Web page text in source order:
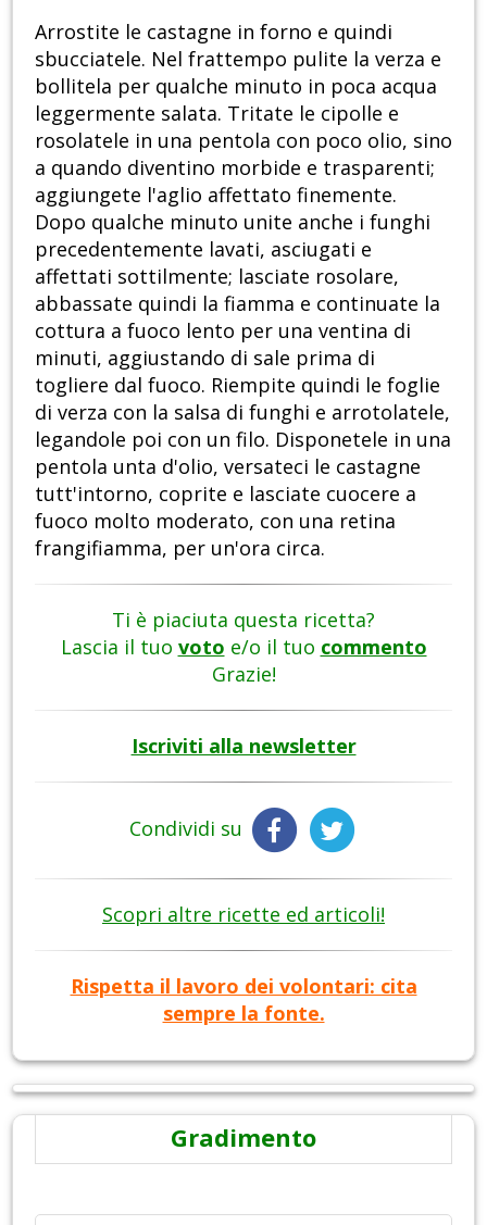
Arrostite le castagne in forno e quindi
sbucciatele. Nel frattempo pulite la verza e
bollitela per qualche minuto in poca acqua
leggermente salata. Tritate le cipolle e
rosolatele in una pentola con poco olio, sino
a quando diventino morbide e trasparenti;
aggiungete l'aglio affettato finemente.
Dopo qualche minuto unite anche i funghi
precedentemente lavati, asciugati e
affettati sottilmente; lasciate rosolare,
abbassate quindi la fiamma e continuate la
cottura a fuoco lento per una ventina di
minuti, aggiustando di sale prima di
togliere dal fuoco. Riempite quindi le foglie
di verza con la salsa di funghi e arrotolatele,
legandole poi con un filo. Disponetele in una
pentola unta d'olio, versateci le castagne
tutt'intorno, coprite e lasciate cuocere a
fuoco molto moderato, con una retina
frangifiamma, per un'ora circa.
Ti è piaciuta questa ricetta?
Lascia il tuo voto e/o il tuo commento
Grazie!
Iscriviti alla newsletter
Condividi su
Scopri altre ricette ed articoli!
Rispetta il lavoro dei volontari: cita
sempre la fonte.
Gradimento